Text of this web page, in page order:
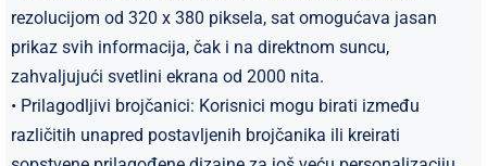
rezolucijom od 320 x 380 piksela, sat omogućava jasan
prikaz svih informacija, čak i na direktnom suncu,
zahvaljujući svetlini ekrana od 2000 nita.
• Prilagodljivi brojčanici: Korisnici mogu birati između
različitih unapred postavljenih brojčanika ili kreirati